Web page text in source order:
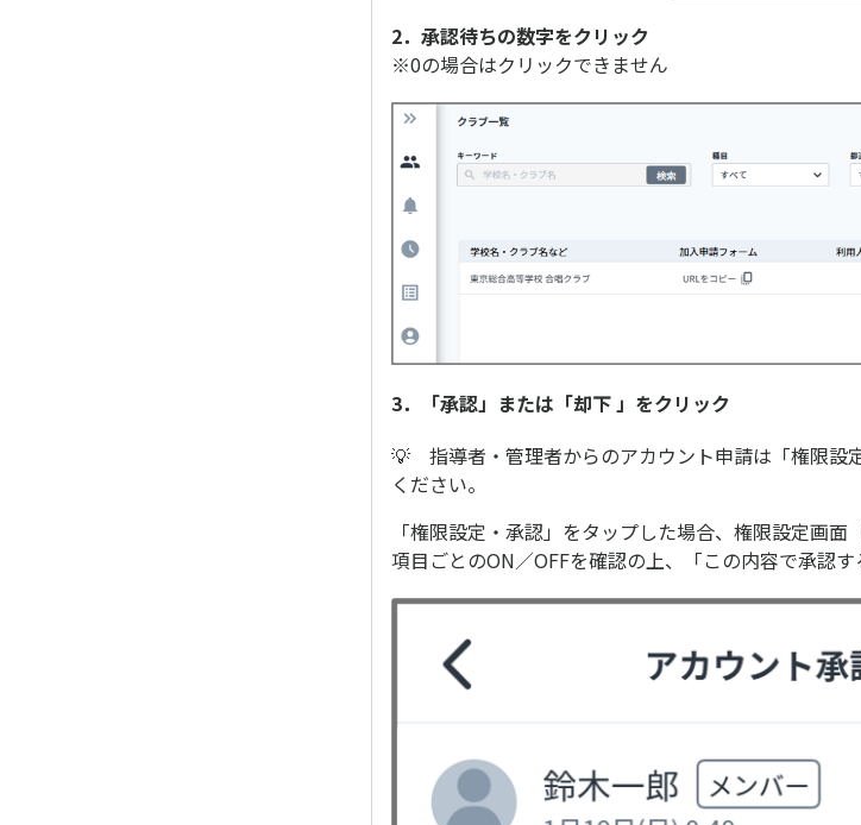
2．承認待ちの数字をクリック
※0の場合はクリックできません
3．「承認」または「却下 」をクリック
💡 指導者・管理者からのアカウント申請は「権限設
ください。
「権限設定・承認」をタップした場合、権限設定画面
項目ごとのON／OFFを確認の上、「この内容で承認す